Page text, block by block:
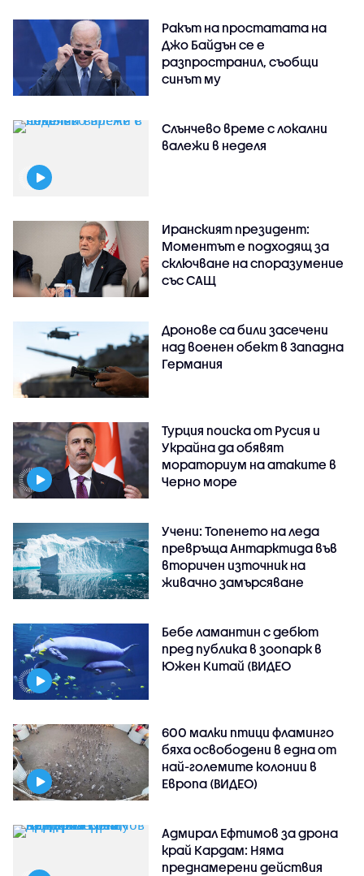
Ракът на простатата на
Джо Байдън се е
разпространил, съобщи
синът му
Слънчево време с локални
валежи в неделя
Иранският президент:
Моментът е подходящ за
сключване на споразумение
със САЩ
Дронове са били засечени
над военен обект в Западна
Германия
Турция поиска от Русия и
Украйна да обявят
мораториум на атаките в
Черно море
Учени: Топенето на леда
превръща Антарктида във
вторичен източник на
живачно замърсяване
Бебе ламантин с дебют
пред публика в зоопарк в
Южен Китай (ВИДЕО
600 малки птици фламинго
бяха освободени в една от
най-големите колонии в
Европа (ВИДЕО)
Адмирал Ефтимов за дрона
край Кардам: Няма
преднамерени действия